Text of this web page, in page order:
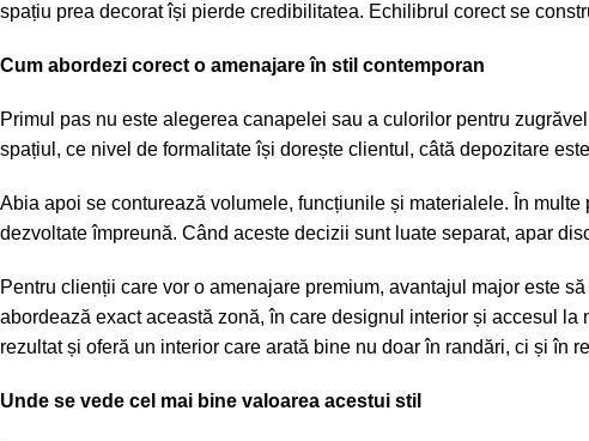
spațiu prea decorat își pierde credibilitatea. Echilibrul corect se
Cum abordezi corect o amenajare în stil contemporan
Primul pas nu este alegerea canapelei sau a culorilor pentru
spațiul, ce nivel de formalitate își dorește clientul, câtă depozitare
Abia apoi se conturează volumele, funcțiunile și materialele. În
dezvoltateîmpreună. Când aceste decizii sunt luate separat, apar
Pentru clienții care vor o amenajare premium, avantajul major este
abordează exact această zonă, în care designul interior și accesul
rezultat și oferă un interior care arată bine nu doar în randări, ci și în
Unde se vede cel mai bine valoarea acestui stil